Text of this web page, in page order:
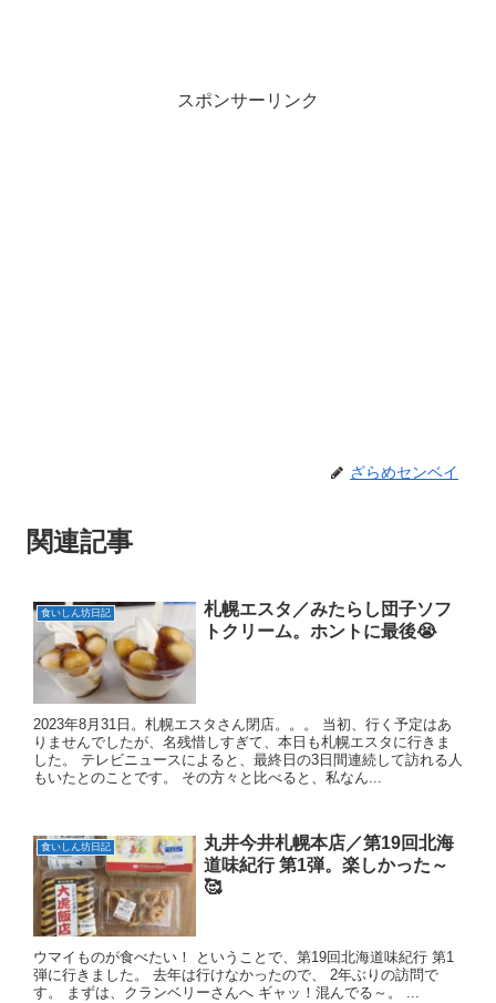
スポンサーリンク
ざらめセンベイ
関連記事
食いしん坊日記
札幌エスタ／みたらし団子ソフ
トクリーム。ホントに最後😭
2023年8月31日。札幌エスタさん閉店。。。 当初、行く予定はあ
りませんでしたが、名残惜しすぎて、本日も札幌エスタに行きま
した。 テレビニュースによると、最終日の3日間連続して訪れる人
もいたとのことです。 その方々と比べると、私なん...
食いしん坊日記
丸井今井札幌本店／第19回北海
道味紀行 第1弾。楽しかった～
🥰
ウマイものが食べたい！ ということで、第19回北海道味紀行 第1
弾に行きました。 去年は行けなかったので、 2年ぶりの訪問で
す。 まずは、クランベリーさんへ ギャッ！混んでる～。 ...